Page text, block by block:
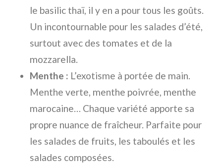
le basilic thaï, il y en a pour tous les goûts.
Un incontournable pour les salades d’été,
surtout avec des tomates et de la
mozzarella.
Menthe : L’exotisme à portée de main.
Menthe verte, menthe poivrée, menthe
marocaine… Chaque variété apporte sa
propre nuance de fraîcheur. Parfaite pour
les salades de fruits, les taboulés et les
salades composées.